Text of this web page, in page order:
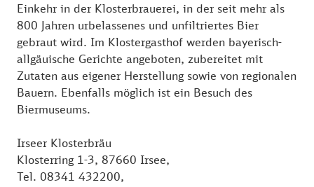
Einkehr in der Klosterbrauerei, in der seit mehr als
800 Jahren urbelassenes und unfiltriertes Bier
gebraut wird. Im Klostergasthof werden bayerisch-
allgäuische Gerichte angeboten, zubereitet mit
Zutaten aus eigener Herstellung sowie von regionalen
Bauern. Ebenfalls möglich ist ein Besuch des
Biermuseums.
Irseer Klosterbräu
Klosterring 1-3, 87660 Irsee,
Tel. 08341 432200,